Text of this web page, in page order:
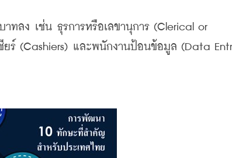
ลง เช่น ธุรการหรือเลขานุการ (Clerical or
ยร์ (Cashiers) และพนักงานป้อนข้อมูล (Data